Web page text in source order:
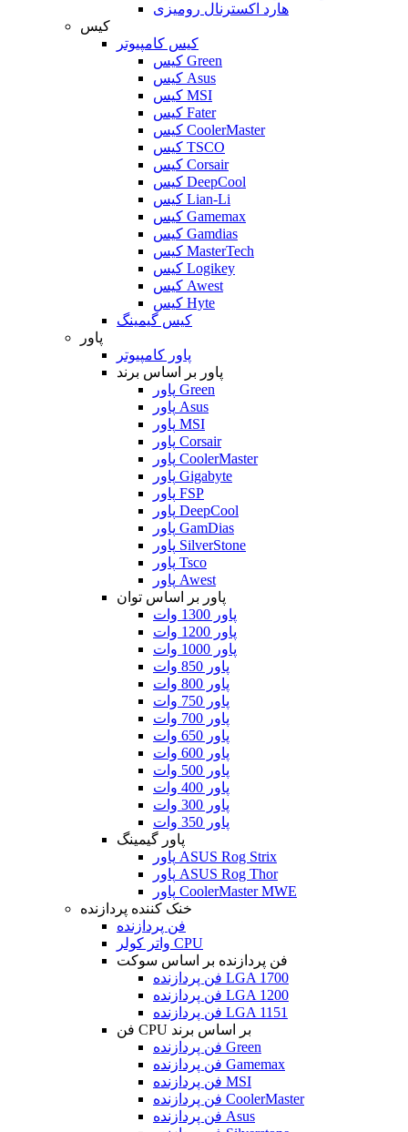
هارد اکسترنال رومیزی
کیس
کیس کامپیوتر
کیس Green
کیس Asus
کیس MSI
کیس Fater
کیس CoolerMaster
کیس TSCO
کیس Corsair
کیس DeepCool
کیس Lian-Li
کیس Gamemax
کیس Gamdias
کیس MasterTech
کیس Logikey
کیس Awest
کیس Hyte
کیس گیمینگ
پاور
پاور کامپیوتر
پاور بر اساس برند
پاور Green
پاور Asus
پاور MSI
پاور Corsair
پاور CoolerMaster
پاور Gigabyte
پاور FSP
پاور DeepCool
پاور GamDias
پاور SilverStone
پاور Tsco
پاور Awest
پاور بر اساس توان
پاور 1300 وات
پاور 1200 وات
پاور 1000 وات
پاور 850 وات
پاور 800 وات
پاور 750 وات
پاور 700 وات
پاور 650 وات
پاور 600 وات
پاور 500 وات
پاور 400 وات
پاور 300 وات
پاور 350 وات
پاور گیمینگ
پاور ASUS Rog Strix
پاور ASUS Rog Thor
پاور CoolerMaster MWE
خنک کننده پردازنده
فن پردازنده
واتر کولر CPU
فن پردازنده بر اساس سوکت
فن پردازنده LGA 1700
فن پردازنده LGA 1200
فن پردازنده LGA 1151
فن CPU بر اساس برند
فن پردازنده Green
فن پردازنده Gamemax
فن پردازنده MSI
فن پردازنده CoolerMaster
فن پردازنده Asus